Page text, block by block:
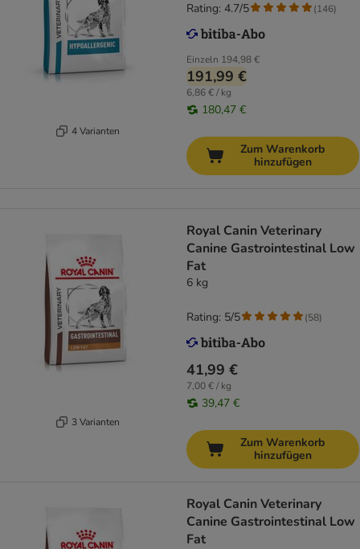
4 Varianten
Einzeln 194,98 €
191,99 €
6,86 € / kg
180,47 €
Rating: 4.7/5 (146)
Zum Warenkorb
hinzufügen
3 Varianten
Royal Canin Veterinary
Canine Gastrointestinal Low
Fat
6 kg
41,99 €
7,00 € / kg
39,47 €
Rating: 5/5 (58)
Zum Warenkorb
hinzufügen
Royal Canin Veterinary
Canine Gastrointestinal Low
Fat